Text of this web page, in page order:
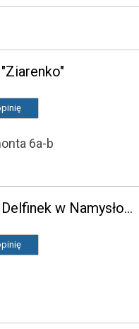
6a-b
Niepubliczne Przedszkole Delfinek w Namysłowie